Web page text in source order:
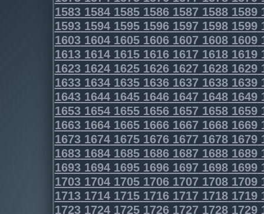
1583158415851586158715881589
1593159415951596159715981599
1603160416051606160716081609
1613161416151616161716181619
1623162416251626162716281629
1633163416351636163716381639
1643164416451646164716481649
1653165416551656165716581659
1663166416651666166716681669
1673167416751676167716781679
1683168416851686168716881689
1693169416951696169716981699
1703170417051706170717081709
1713171417151716171717181719
1723172417251726172717281729